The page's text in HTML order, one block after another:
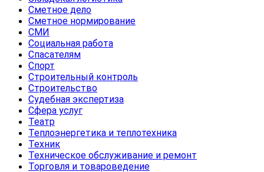
Сметное дело
Сметное нормирование
СМИ
Социальная работа
Спасателям
Спорт
Строительный контроль
Строительство
Судебная экспертиза
Сфера услуг
Театр
Теплоэнергетика и теплотехника
Техник
Техническое обслуживание и ремонт
Торговля и товароведение